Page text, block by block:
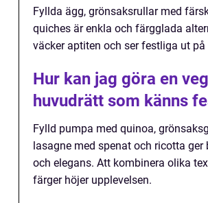
Fyllda ägg, grönsaksrullar med
quiches är enkla och färgglada
väcker aptiten och ser festliga ut på
Hur kan jag göra en
huvudrätt som känns
Fylld pumpa med quinoa,
lasagne med spenat och ricotta ger
och elegans. Att kombinera olika
färger höjer upplevelsen.